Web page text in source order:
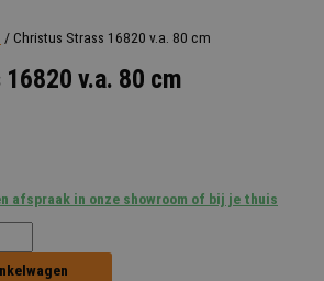
/ Christus Strass 16820 v.a. 80 cm
v.a. 80 cm
afspraak in onze showroom of bij je thuis